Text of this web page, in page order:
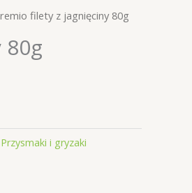
filety z jagnięciny 80g
Przysmaki i gryzaki